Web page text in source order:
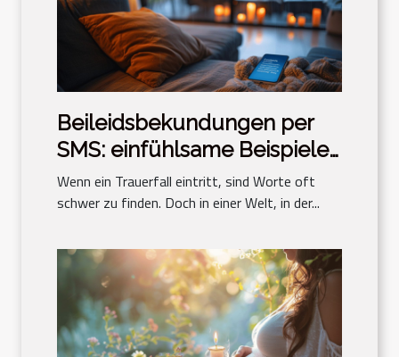
Beileidsbekundungen per
SMS: einfühlsame Beispiele
und Tipps zum Verfassen
Wenn ein Trauerfall eintritt, sind Worte oft
schwer zu finden. Doch in einer Welt, in der...